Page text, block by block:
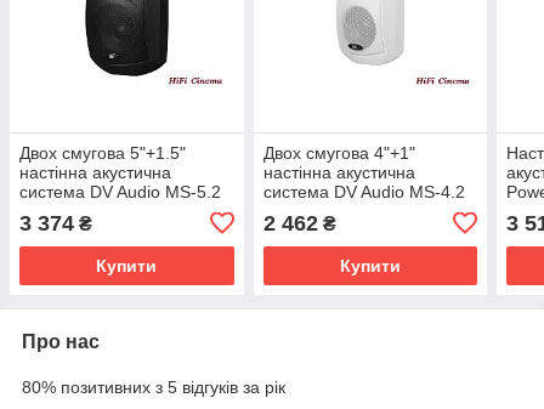
Двох смугова 5"+1.5"
настінна акустична
система DV Audio MS-5.2
T IP Black 100V 7,5W 15W
30W IP65
3 374 ₴
Купити
Двох смугова 4"+1"
настінна акустична
система DV Audio MS-4.2
T IP White 100V 5W 10W
20W IP65 OUTDOOR
2 462₴
Купити
3
Про нас
80% позитивних з 5 відгуків за рік